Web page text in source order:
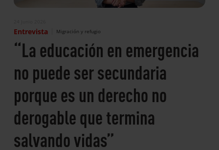
Entrevista Migración y refugio
“La educación en emergencia
no puede ser secundaria
porque es un derecho no
derogable que termina
salvando vidas”